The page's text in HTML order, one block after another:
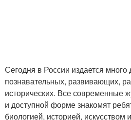
Сегодня в России издается много
познавательных, развивающих,
исторических. Все современные
и доступной форме знакомят
биологией, историей,